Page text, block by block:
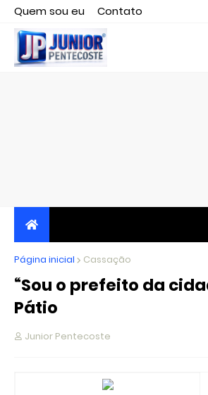
Quem sou eu
Contato
Editor responsável, jornalista Clovis
JORNALISMO INDEPENDENTE,
CRÍTICO
Página inicial Cassação
“Sou o prefeito da
Pátio
Junior Pentecoste